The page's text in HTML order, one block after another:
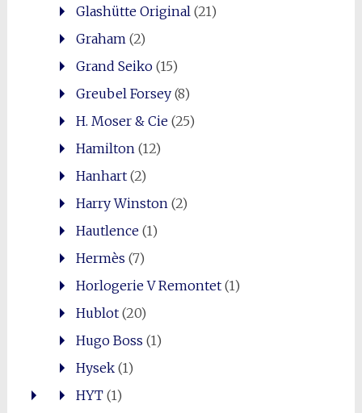
Glashütte Original (21)
Graham (2)
Grand Seiko(15)
Greubel Forsey(8)
H. Moser & Cie(25)
Hamilton (12)
Hanhart(2)
Harry Winston (2)
Hautlence(1)
Hermès (7)
Horlogerie V Remontet(1)
Hublot(20)
Hugo Boss (1)
Hysek(1)
HYT(1)